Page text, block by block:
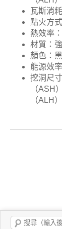
瓦斯消
點火方
熱效率
材質 ：
顏色：黑
能源效
挖洞尺
（ASH
（ALH